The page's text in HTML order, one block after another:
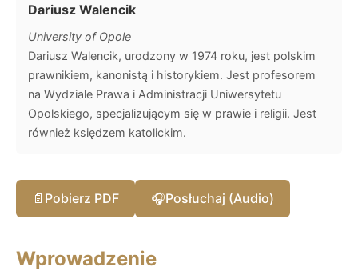
Dariusz Walencik
University of Opole
Dariusz Walencik, urodzony w 1974 roku, jest polskim
prawnikiem, kanonistą i historykiem. Jest profesorem
na Wydziale Prawa i Administracji Uniwersytetu
Opolskiego, specjalizującym się w prawie i religii. Jest
również księdzem katolickim.
📄 Pobierz PDF 🎧Posłuchaj (Audio)
Wprowadzenie